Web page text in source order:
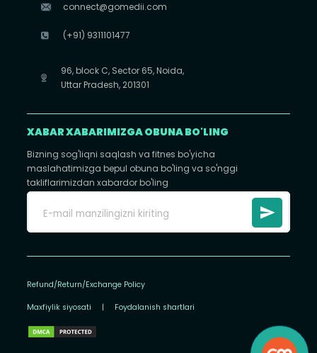
connect@gomedii.com
(+91) 9311101477
96, block C, Sector 65, Noida,
Uttar Pradesh, 201301
XABAR XABARIMIZGA OBUNA BO'LING
Bizning sog'liqni saqlash va fitnes bo'yicha
maslahatimizga bepul obuna bo'ling va so'nggi
takliflarimizdan xabardor bo'ling
Refund/Return/Exchange Policy
Maxfiylik siyosati | Foydalanish shartlari